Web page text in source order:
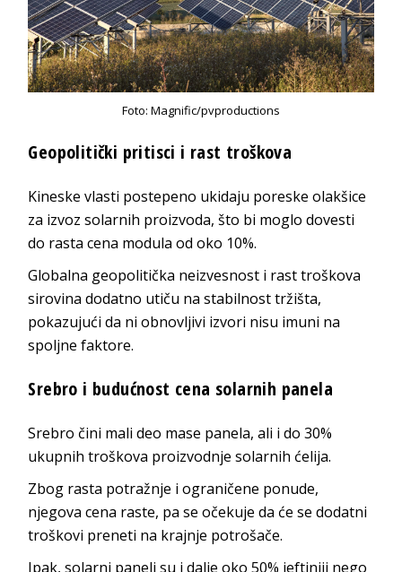
Foto: Magnific/pvproductions
Geopolitički pritisci i rast troškova
Kineske vlasti postepeno ukidaju poreske olakšice
za izvoz solarnih proizvoda, što bi moglo dovesti
do rasta cena modula od oko 10%.
Globalna geopolitička neizvesnost i rast troškova
sirovina dodatno utiču na stabilnost tržišta,
pokazujući da ni obnovljivi izvori nisu imuni na
spoljne faktore.
Srebro i budućnost cena solarnih panela
Srebro čini mali deo mase panela, ali i do 30%
ukupnih troškova proizvodnje solarnih ćelija.
Zbog rasta potražnje i ograničene ponude,
njegova cena raste, pa se očekuje da će se dodatni
troškovi preneti na krajnje potrošače.
Ipak, solarni paneli su i dalje oko 50% jeftiniji nego